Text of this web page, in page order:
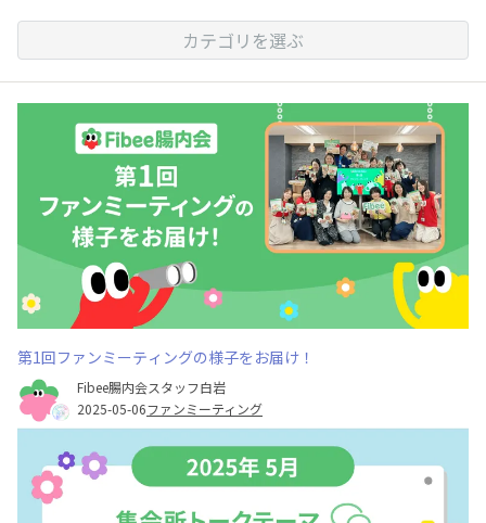
カテゴリを選ぶ
第1回ファンミーティングの様子をお届け！
Fibee腸内会スタッフ白岩
2025-05-06ファンミーティング